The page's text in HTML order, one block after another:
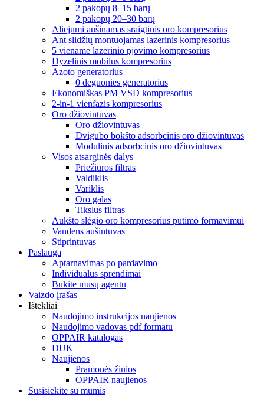
2 pakopų 8–15 barų
2 pakopų 20–30 barų
Aliejumi aušinamas sraigtinis oro kompresorius
Ant slidžių montuojamas lazerinis kompresorius
5 viename lazerinio pjovimo kompresorius
Dyzelinis mobilus kompresorius
Azoto generatorius
0 deguonies generatorius
Ekonomiškas PM VSD kompresorius
2-in-1 vienfazis kompresorius
Oro džiovintuvas
Oro džiovintuvas
Dvigubo bokšto adsorbcinis oro džiovintuvas
Modulinis adsorbcinis oro džiovintuvas
Visos atsarginės dalys
Priežiūros filtras
Valdiklis
Variklis
Oro galas
Tikslus filtras
Aukšto slėgio oro kompresorius pūtimo formavimui
Vandens aušintuvas
Stiprintuvas
Paslauga
Aptarnavimas po pardavimo
Individualūs sprendimai
Būkite mūsų agentu
Vaizdo įrašas
Ištekliai
Naudojimo instrukcijos naujienos
Naudojimo vadovas pdf formatu
OPPAIR katalogas
DUK
Naujienos
Pramonės žinios
OPPAIR naujienos
Susisiekite su mumis